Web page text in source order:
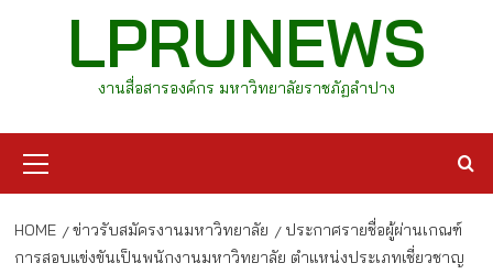
LPRUNEWS
งานสื่อสารองค์กร มหาวิทยาลัยราชภัฏลำปาง
Menu
HOME ข่าวรับสมัครงานมหาวิทยาลัย
ประกาศรายชื่อผู้ผ่านเกณฑ์
การสอบแข่งขันเป็นพนักงานมหาวิทยาลัย ตำแหน่งประเภทเชี่ยวชาญ